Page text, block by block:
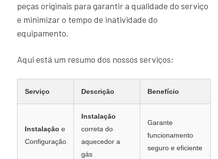
peças originais para garantir a qualidade do serviço
e minimizar o tempo de inatividade do
equipamento.
Aqui está um resumo dos nossos serviços:
Serviço Descrição Benefício
Instalação e
Configuração
Instalação
correta do
aquecedor a
gás
Garante
funcionamento
seguro e eficiente